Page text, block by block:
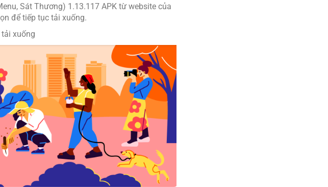
Sát Thương) 1.13.117 APK từ website của
để tiếp tục tải xuống.
xuống